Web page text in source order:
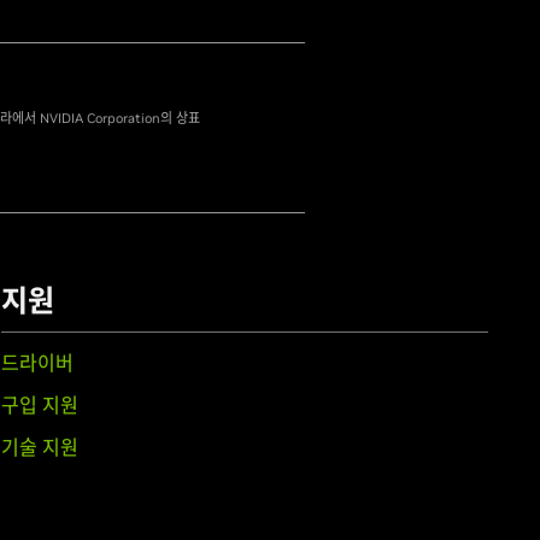
에서 NVIDIA Corporation의 상표
지원
드라이버
구입 지원
기술 지원